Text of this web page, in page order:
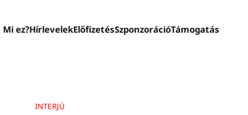
Mi ez?HírlevelekElőfizetésSzponzorációTámogatás
INTERJÚ